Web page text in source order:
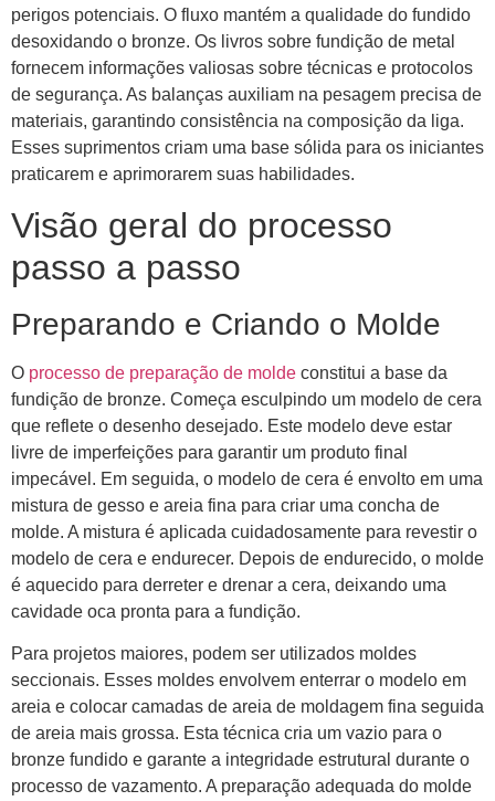
perigos potenciais. O fluxo mantém a qualidade do fundido
desoxidando o bronze. Os livros sobre fundição de metal
fornecem informações valiosas sobre técnicas e protocolos
de segurança. As balanças auxiliam na pesagem precisa de
materiais, garantindo consistência na composição da liga.
Esses suprimentos criam uma base sólida para os iniciantes
praticarem e aprimorarem suas habilidades.
Visão geral do processo
passo a passo
Preparando e Criando o Molde
O processo de preparação de molde constitui a base da
fundição de bronze. Começa esculpindo um modelo de cera
que reflete o desenho desejado. Este modelo deve estar
livre de imperfeições para garantir um produto final
impecável. Em seguida, o modelo de cera é envolto em uma
mistura de gesso e areia fina para criar uma concha de
molde. A mistura é aplicada cuidadosamente para revestir o
modelo de cera e endurecer. Depois de endurecido, o molde
é aquecido para derreter e drenar a cera, deixando uma
cavidade oca pronta para a fundição.
Para projetos maiores, podem ser utilizados moldes
seccionais. Esses moldes envolvem enterrar o modelo em
areia e colocar camadas de areia de moldagem fina seguida
de areia mais grossa. Esta técnica cria um vazio para o
bronze fundido e garante a integridade estrutural durante o
processo de vazamento. A preparação adequada do molde